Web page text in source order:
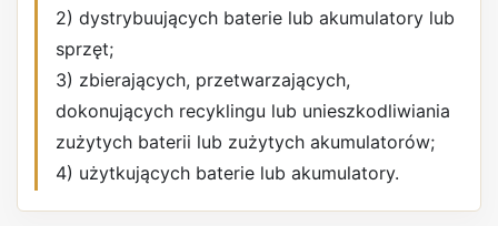
2) dystrybuujących baterie lub akumulatory lub
sprzęt;
3) zbierających, przetwarzających,
dokonujących recyklingu lub unieszkodliwiania
zużytych baterii lub zużytych akumulatorów;
4) użytkujących baterie lub akumulatory.